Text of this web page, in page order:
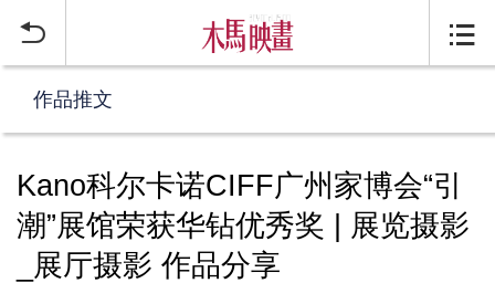
 
作品推文
Kano科尔卡诺CIFF广州家博会“引
潮”展馆荣获华钻优秀奖 | 展览摄影
_展厅摄影 作品分享